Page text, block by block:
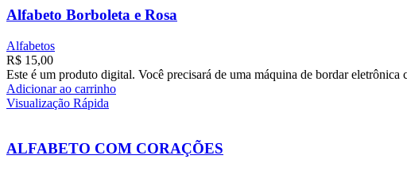
Alfabeto Borboleta e Rosa
Alfabetos
R$ 15,00
Este é um produto digital. Você precisará de uma máquina de bordar
Adicionar ao carrinho
Visualização Rápida
ALFABETO COM CORAÇÕES